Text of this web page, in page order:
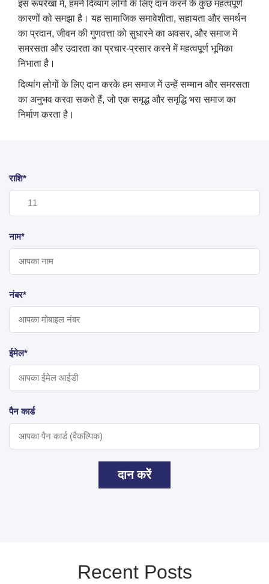
इस रूपरेखा में, हमने दिव्यांग लोगों के लिए दान करने के कुछ महत्वपूर्ण
कारणों को समझा है। यह सामाजिक समावेशीता, सहायता और समर्थन
का प्रदान, जीवन की गुणवत्ता को सुधारने का अवसर, और समाज में
समरसता और उदारता का प्रचार-प्रसार करने में महत्वपूर्ण भूमिका
निभाता है।
दिव्यांग लोगों के लिए दान करके हम समाज में उन्हें सम्मान और समरसता
का अनुभव करवा सकते हैं, जो एक समृद्ध और समृद्धि भरा समाज का
निर्माण करता है।
राशि*
नाम*
नंबर*
ईमेल*
पैन कार्ड
दान करें
Recent Posts